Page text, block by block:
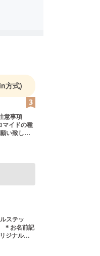
方式)
ドの種
い致しま
備考欄に